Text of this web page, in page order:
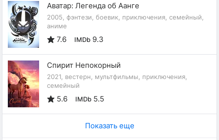
Аватар: Легенда об Аанге
2005, фэнтези, боевик, приключения, семейный,
аниме
7.6 IMDb 9.3
Спирит Непокорный
2021, вестерн, мультфильмы, приключения,
семейный
5.6 IMDb 5.5
Показать еще